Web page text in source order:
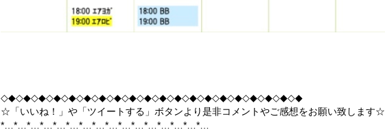
◇◆◇◆◇◆◇◆◇◆◇◆◇◆◇◆◇◆◇◆◇◆◇◆◇◆◇◆◇◆◇◆◇◆◇◆◇◆◇◆
☆「いいね！」や「ツイートする」ボタンより是非コメントやご感想をお願い致します☆
*…*…*…*…*…*…*…*…*…*…*…*…*…*…*…*…